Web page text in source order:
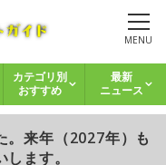
MENU
カテゴリ別
おすすめ
最新
ニュース
。来年（2027年）も
ます。